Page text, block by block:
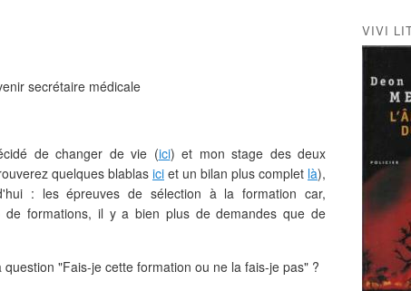
de changer de vie (ici) et mon stage des deux
quelques blablas ici et un bilan plus complet là),
: les épreuves de sélection à la formation car,
de formations, il y a bien plus de demandes que de
"Fais-je cette formation ou ne la fais-je pas" ?
VIVI